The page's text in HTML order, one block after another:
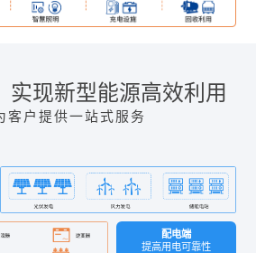
实现新型能源高效利用
客户提供一站式服务
配电端
提高用电可靠性